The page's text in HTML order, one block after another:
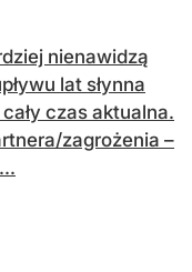
nienawidzą
lat słynna
czas aktualna.
zagrożenia –